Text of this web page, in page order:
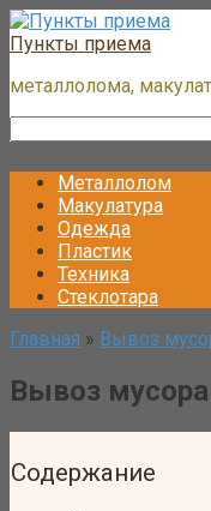
Перейти
к
Пункты приема
металлолома,
Металлолом
Макулатура
Одежда
Пластик
Техника
Стеклотара
Главная » Вывоз
Вывоз
Содержание